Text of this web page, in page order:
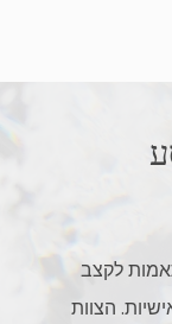
לקצב
הצוות